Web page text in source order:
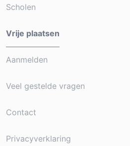
Scholen
Vrije plaatsen
Aanmelden
Veel gestelde vragen
Contact
Privacyverklaring